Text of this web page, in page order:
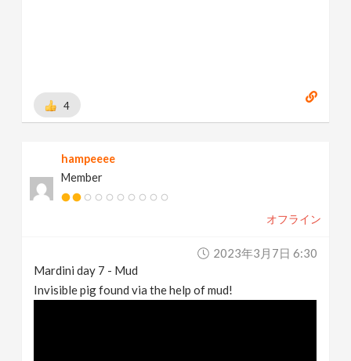
4
hampeeee
Member
オフライン
2023年3月7日 6:30
Mardini day 7 - Mud
Invisible pig found via the help of mud!